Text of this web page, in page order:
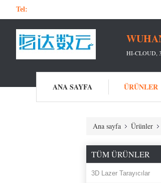
Tel:
HI-CLOUD,
ANA SAYFA ÜRÜNLER
Ana sayfa Ürünler
TÜM ÜRÜNLER
3D Lazer Tarayıcılar